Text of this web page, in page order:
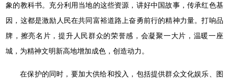
象的教科书。充分利用当地的这些资源，讲好中国故事，传承红色基
因，这都是激励人民在共同富裕道路上奋勇前行的精神力量。打响品
牌，擦亮名片，提升人民群众的荣誉感，会凝聚一大片，温暖一座
城，为精神文明新高地增加成色，创造动力。
在保护的同时，要加大供给和投入，包括提供群众文化娱乐、图